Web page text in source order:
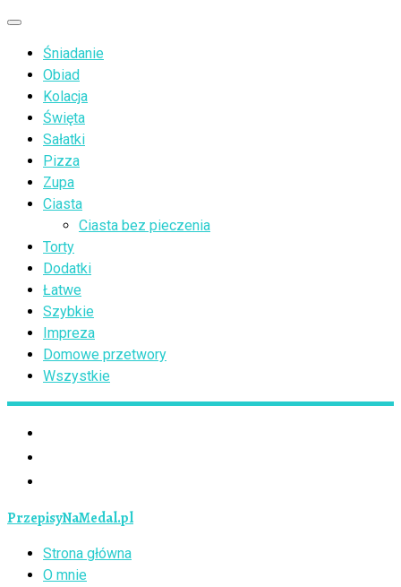
Przejdź
treści
Menu
Śniadanie
Obiad
Kolacja
Święta
Sałatki
Pizza
Zupa
Ciasta
Ciasta bez pieczenia
Torty
Dodatki
Łatwe
Szybkie
Impreza
Domowe przetwory
Wszystkie
PrzepisyNaMedal.pl
Strona główna
O mnie